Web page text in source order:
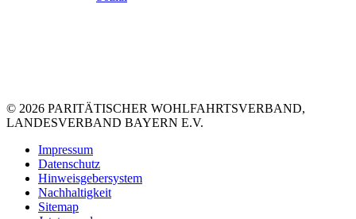
© 2026 PARITÄTISCHER WOHLFAHRTSVERBAND,
LANDESVERBAND BAYERN E.V.
Impressum
Datenschutz
Hinweisgebersystem
Nachhaltigkeit
Sitemap